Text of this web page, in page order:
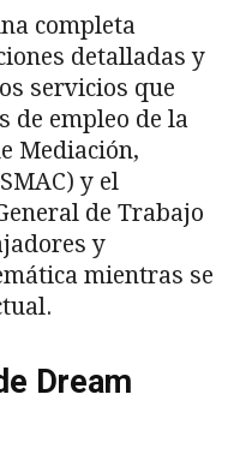
completa
detalladas y
servicios que
de empleo de la
Mediación,
y el
de Trabajo
y
mientras se
Dream